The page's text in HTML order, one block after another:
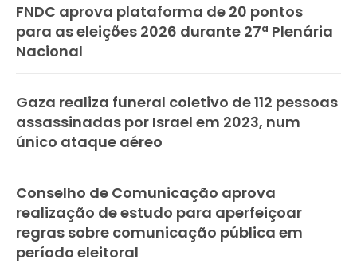
FNDC aprova plataforma de 20 pontos
para as eleições 2026 durante 27ª Plenária
Nacional
Gaza realiza funeral coletivo de 112 pessoas
assassinadas por Israel em 2023, num
único ataque aéreo
Conselho de Comunicação aprova
realização de estudo para aperfeiçoar
regras sobre comunicação pública em
período eleitoral